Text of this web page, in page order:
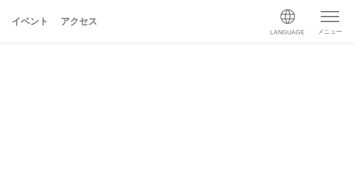
イベント アクセス
LANGUAGE メニュー